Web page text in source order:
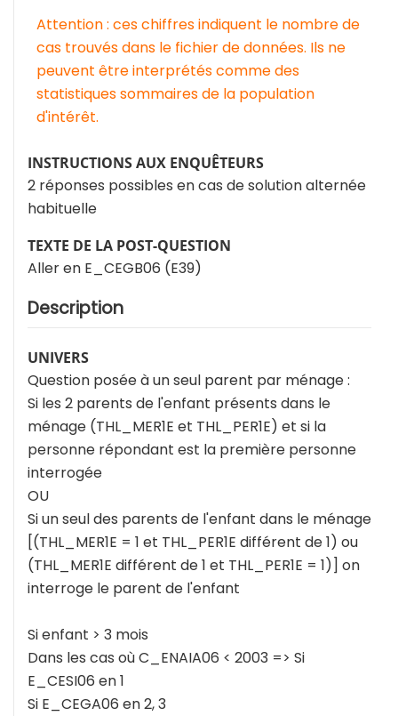
Attention : ces chiffres indiquent le nombre de
cas trouvés dans le fichier de données. Ils ne
peuvent être interprétés comme des
statistiques sommaires de la population
d'intérêt.
INSTRUCTIONS AUX ENQUÊTEURS
2 réponses possibles en cas de solution alternée
habituelle
TEXTE DE LA POST-QUESTION
Aller en E_CEGB06 (E39)
Description
UNIVERS
Question posée à un seul parent par ménage :
Si les 2 parents de l'enfant présents dans le
ménage (THL_MER1E et THL_PER1E) et si la
personne répondant est la première personne
interrogée
OU
Si un seul des parents de l'enfant dans le ménage
[(THL_MER1E = 1 et THL_PER1E différent de 1) ou
(THL_MER1E différent de 1 et THL_PER1E = 1)] on
interroge le parent de l'enfant
Si enfant > 3 mois
Dans les cas où C_ENAIA06 < 2003 => Si
E_CESI06 en 1
Si E_CEGA06 en 2, 3